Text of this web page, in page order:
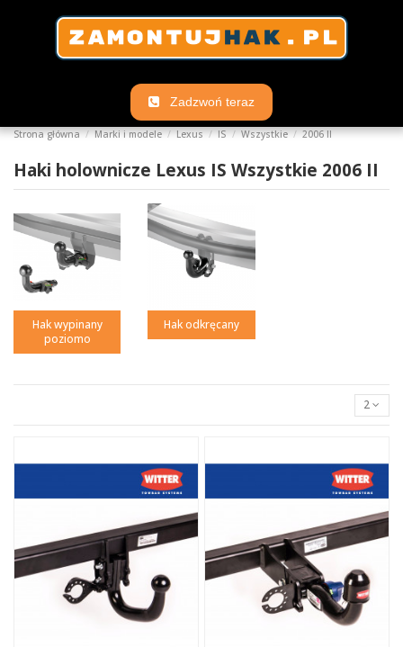
Zadzwoń teraz
Strona główna Marki i modele Lexus IS Wszystkie 2006 II
Haki holownicze Lexus IS Wszystkie 2006 II
Hak wypinany
poziomo
Hak odkręcany
2